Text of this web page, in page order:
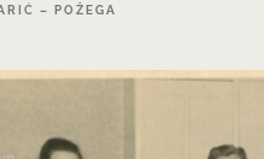
– POŽEGA